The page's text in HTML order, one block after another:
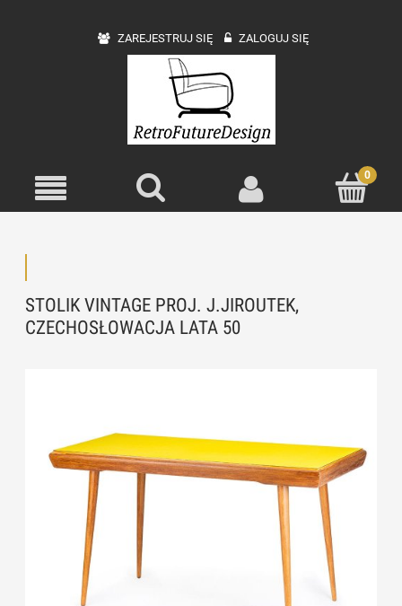
ZAREJESTRUJ SIĘ ZALOGUJ SIĘ
STOLIK VINTAGE PROJ. J.JIROUTEK,
CZECHOSŁOWACJA LATA 50